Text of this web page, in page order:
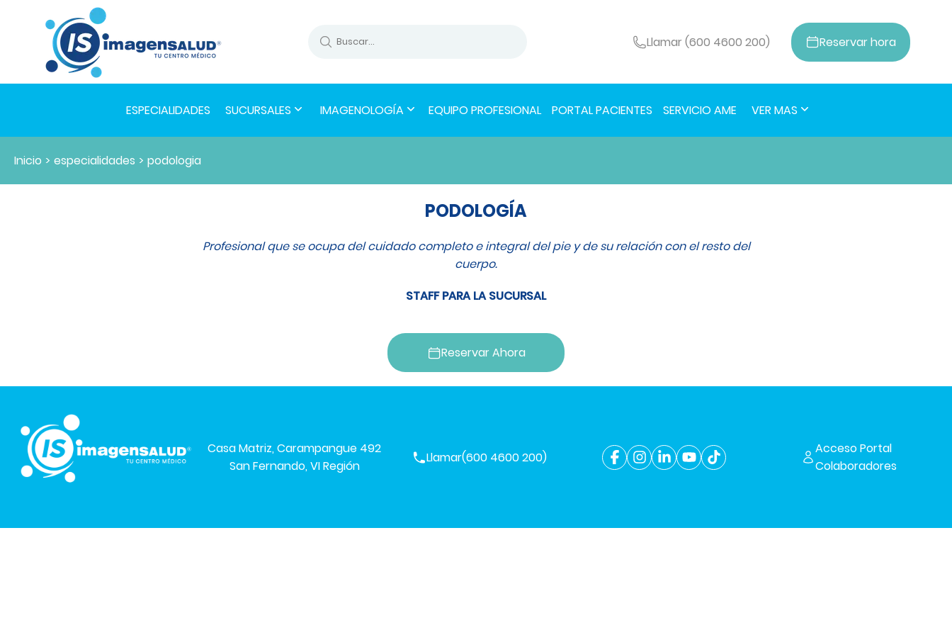
Llamar (600 4600 200) Reservarhora
ESPECIALIDADES SUCURSALES IMAGENOLOGÍA EQUIPO PROFESIONAL PORTAL PACIENTES SERVICIO AME VER MAS
Inicio > especialidades > podologia
PODOLOGÍA
Profesional que se ocupa del cuidado completo e integral del pie y de su relación con el resto del
cuerpo.
STAFF PARA LA SUCURSAL
Reservar Ahora
Casa Matriz, Carampangue 492
San Fernando, VI Región
Llamar(600 4600 200)
Acceso Portal
Colaboradores